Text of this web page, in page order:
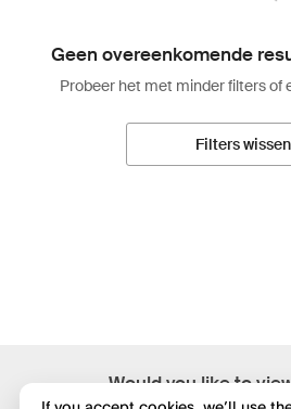
Would you like to
Geen overeenkomende
Probeer het met minder filters of
Filters wissen